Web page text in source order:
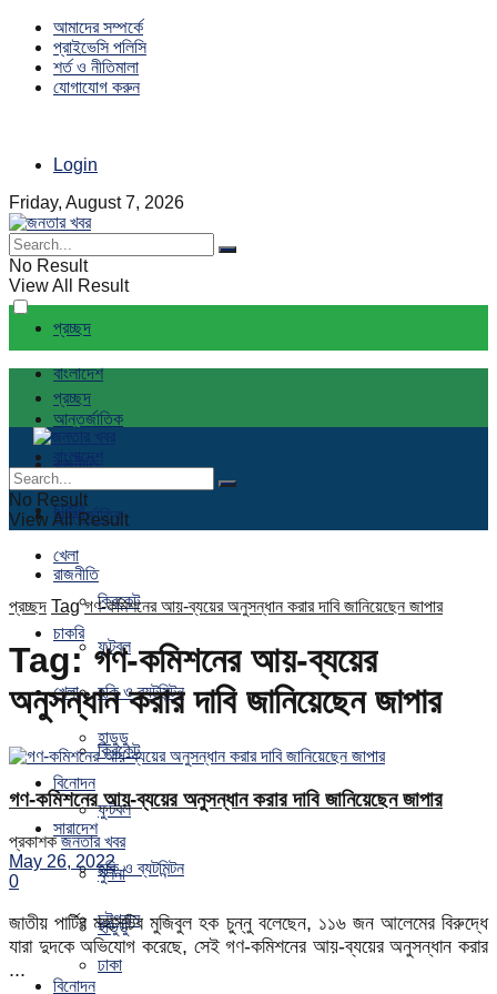
আমাদের সম্পর্কে
প্রাইভেসি পলিসি
শর্ত ও নীতিমালা
যোগাযোগ করুন
Login
Friday, August 7, 2026
No Result
View All Result
প্রচ্ছদ
বাংলাদেশ
আন্তর্জাতিক
রাজনীতি
চাকরি
খেলা
ক্রিকেট
ফুটবল
হকি ও ব্যটমিন্টন
হাডুডু
বিনোদন
সারাদেশ
খুলনা
চট্টগ্রাম
ঢাকা
প্রচ্ছদ
বাংলাদেশ
আন্তর্জাতিক
রাজনীতি
চাকরি
খেলা
ক্রিকেট
ফুটবল
হকি ও ব্যটমিন্টন
হাডুডু
বিনোদন
No Result
View All Result
প্রচ্ছদ Tag গণ-কমিশনের আয়-ব্যয়ের অনুসন্ধান করার দাবি জানিয়েছেন জাপার
Tag:গণ-কমিশনের আয়-ব্যয়ের
অনুসন্ধান করার দাবি জানিয়েছেন জাপার
গণ-কমিশনের আয়-ব্যয়ের অনুসন্ধান করার দাবি জানিয়েছেন জাপার
প্রকাশক জনতার খবর
May 26, 2022
0
জাতীয় পার্টির মহাসচিব মুজিবুল হক চুন্নু বলেছেন, ১১৬ জন আলেমের বিরুদ্ধে
যারা দুদকে অভিযোগ করেছে, সেই গণ-কমিশনের আয়-ব্যয়ের অনুসন্ধান করার
...